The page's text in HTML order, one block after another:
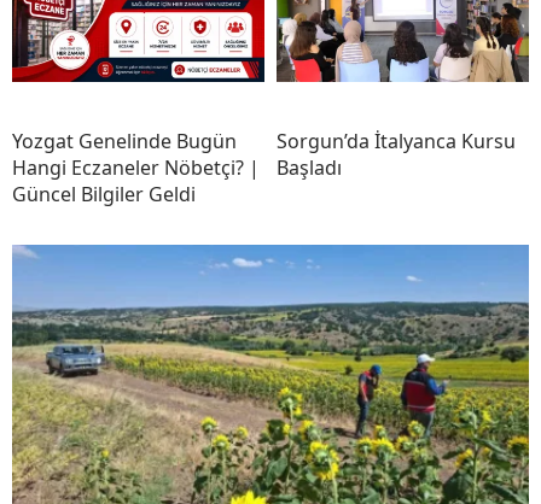
Yozgat Genelinde Bugün
Hangi Eczaneler Nöbetçi? |
Güncel Bilgiler Geldi
Sorgun’da İtalyanca Kursu
Başladı